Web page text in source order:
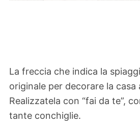
La freccia che indica la
originale per decorare la casa
Realizzatela con “fai da te”,
tante conchiglie.